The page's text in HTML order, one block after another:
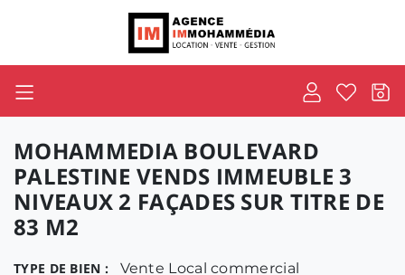
MOHAMMEDIA BOULEVARD
PALESTINE VENDS IMMEUBLE 3
NIVEAUX 2 FAÇADES SUR TITRE DE
83 M2
TYPE DE BIEN : Vente Local commercial